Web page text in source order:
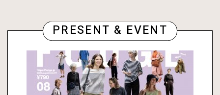
PRESENT & EVENT